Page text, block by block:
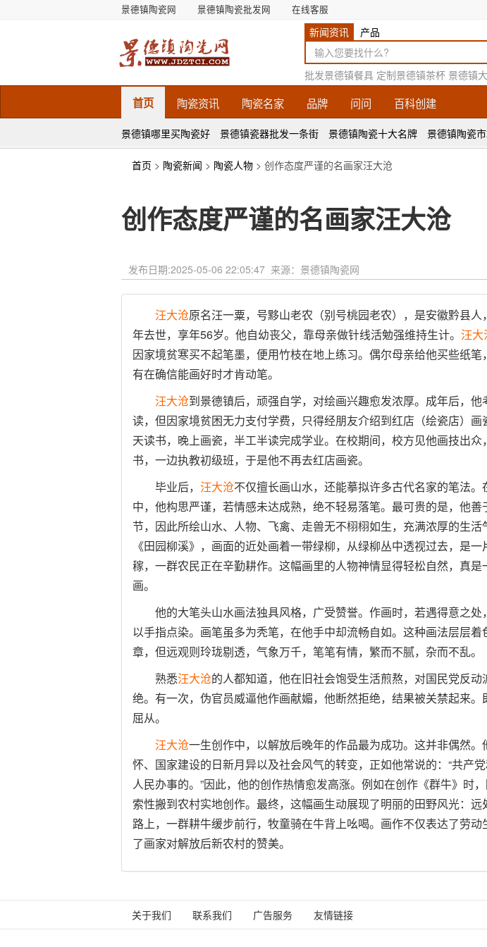
景德镇陶瓷网 景德镇陶瓷批发网 在线客服
新闻资讯 产品
批发景德镇餐具 定制景德镇茶杯 景德镇
首页 陶瓷资讯 陶瓷名家 品牌 问问 百科创建
景德镇哪里买陶瓷好 景德镇瓷器批发一条街 景德镇陶瓷十大名牌 景德镇陶瓷
首页 > 陶瓷新闻 > 陶瓷人物 > 创作态度严谨的名画家汪大沧
创作态度严谨的名画家汪大沧
发布日期:2025-05-06 22:05:47 来源：景德镇陶瓷网
汪大沧原名汪一粟，号黟山老农（别号桃园老农），是安徽黔县人
年去世，享年56岁。他自幼丧父，靠母亲做针线活勉强维持生计。 汪大
因家境贫寒买不起笔墨，便用竹枝在地上练习。偶尔母亲给他买些纸笔
有在确信能画好时才肯动笔。
汪大沧到景德镇后，顽强自学，对绘画兴趣愈发浓厚。成年后，
读，但因家境贫困无力支付学费，只得经朋友介绍到红店（绘瓷店）画
天读书，晚上画瓷，半工半读完成学业。在校期间，校方见他画技出众
书，一边执教初级班，于是他不再去红店画瓷。
毕业后， 汪大沧不仅擅长画山水，还能摹拟许多古代名家的笔法
中，他构思严谨，若情感未达成熟，绝不轻易落笔。最可贵的是，他善
节，因此所绘山水、人物、飞禽、走兽无不栩栩如生，充满浓厚的生活
《田园柳溪》，画面的近处画着一带绿柳，从绿柳丛中透视过去，是
稼，一群农民正在辛勤耕作。这幅画里的人物神情显得轻松自然，真是
画。
他的大笔头山水画法独具风格，广受赞誉。作画时，若遇得意之处
以手指点染。画笔虽多为秃笔，在他手中却流畅自如。这种画法层层
章，但远观则玲珑剔透，气象万千，笔笔有情，繁而不腻，杂而不乱。
熟悉汪大沧的人都知道，他在旧社会饱受生活煎熬，对国民党反
绝。有一次，伪官员威逼他作画献媚，他断然拒绝，结果被关禁起来
屈从。
汪大沧一生创作中，以解放后晚年的作品最为成功。这并非偶然。
怀、国家建设的日新月异以及社会风气的转变，正如他常说的：“共产
人民办事的。”因此，他的创作热情愈发高涨。例如在创作《群牛》时
索性搬到农村实地创作。最终，这幅画生动展现了明丽的田野风光：
路上，一群耕牛缓步前行，牧童骑在牛背上吆喝。画作不仅表达了劳
了画家对解放后新农村的赞美。
关于我们 联系我们 广告服务 友情链接